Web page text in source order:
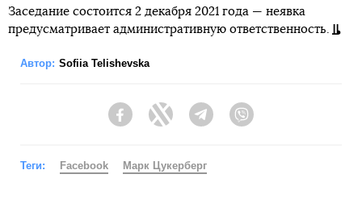
Заседание состоится 2 декабря 2021 года — неявка
предусматривает административную ответственность.
Автор: Sofiia Telishevska
FacebookTwitter Telegram
Теги: Facebook Марк Цукерберг